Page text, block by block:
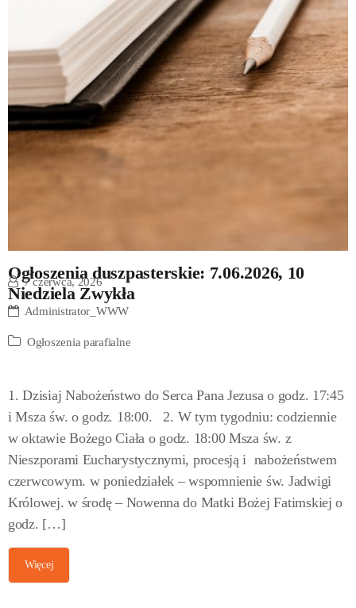
Ogłoszenia duszpasterskie: 7.06.2026, 10
Niedziela Zwykła
7 czerwca, 2026
Administrator_WWW
Ogłoszenia parafialne
1. Dzisiaj Nabożeństwo do Serca Pana Jezusa o godz. 17:45
i Msza św. o godz. 18:00. 2. W tym tygodniu: codziennie
w oktawie Bożego Ciała o godz. 18:00 Msza św. z
Nieszporami Eucharystycznymi, procesją i nabożeństwem
czerwcowym. w poniedziałek – wspomnienie św. Jadwigi
Królowej. w środę – Nowenna do Matki Bożej Fatimskiej o
godz. […]
Więcej